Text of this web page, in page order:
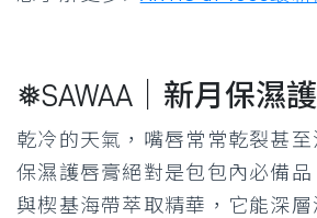
❅SAWAA｜新月保濕
乾冷的天氣，嘴唇常常乾裂甚至
保濕護唇膏絕對是包包內必備
與楔基海帶萃取精華，它能深層